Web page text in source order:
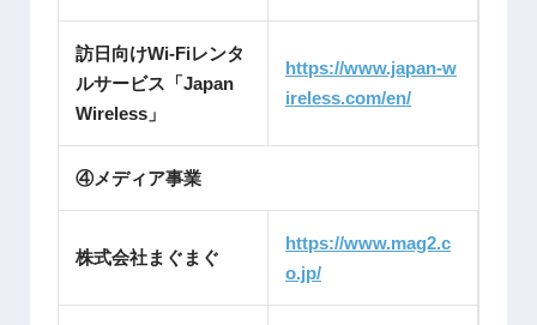
訪日向けWi-Fiレンタ
ルサービス「Japan
Wireless」
https://www.japan-w
ireless.com/en/
④メディア事業
株式会社まぐまぐ
https://www.mag2.c
o.jp/